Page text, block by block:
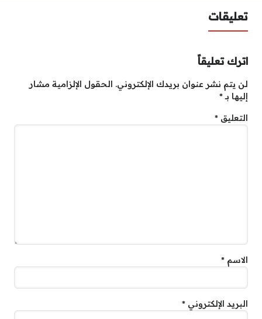
تعليقات
اترك تعليقاً
لن يتم نشر عنوان بريدك الإلكتروني. الحقول الإلزامية مشار
إليها بـ*
التعليق *
الاسم *
البريد الإلكتروني *